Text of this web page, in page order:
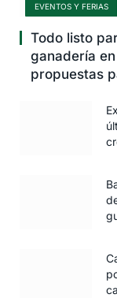
EVENTOS Y FERIAS
Todo listo
ganadería
propuestas